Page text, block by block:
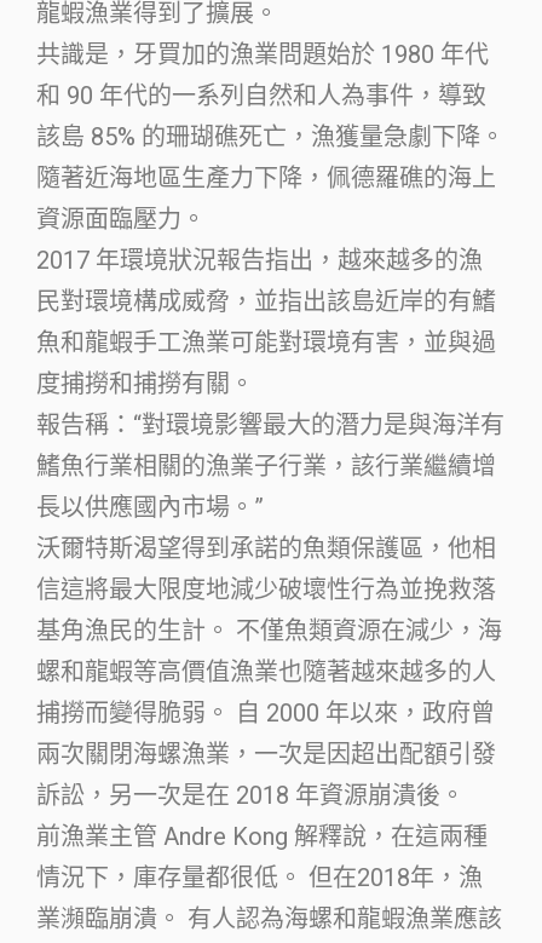
龍蝦漁業得到了擴展。
共識是，牙買加的漁業問題始於 1980 年代
和 90 年代的一系列自然和人為事件，導致
該島 85% 的珊瑚礁死亡，漁獲量急劇下降。
隨著近海地區生產力下降，佩德羅礁的海上
資源面臨壓力。
2017 年環境狀況報告指出，越來越多的漁
民對環境構成威脅，並指出該島近岸的有鰭
魚和龍蝦手工漁業可能對環境有害，並與過
度捕撈和捕撈有關。
報告稱：“對環境影響最大的潛力是與海洋有
鰭魚行業相關的漁業子行業，該行業繼續增
長以供應國內市場。”
沃爾特斯渴望得到承諾的魚類保護區，他相
信這將最大限度地減少破壞性行為並挽救落
基角漁民的生計。 不僅魚類資源在減少，海
螺和龍蝦等高價值漁業也隨著越來越多的人
捕撈而變得脆弱。 自 2000 年以來，政府曾
兩次關閉海螺漁業，一次是因超出配額引發
訴訟，另一次是在 2018 年資源崩潰後。
前漁業主管 Andre Kong 解釋說，在這兩種
情況下，庫存量都很低。 但在2018年，漁
業瀕臨崩潰。 有人認為海螺和龍蝦漁業應該